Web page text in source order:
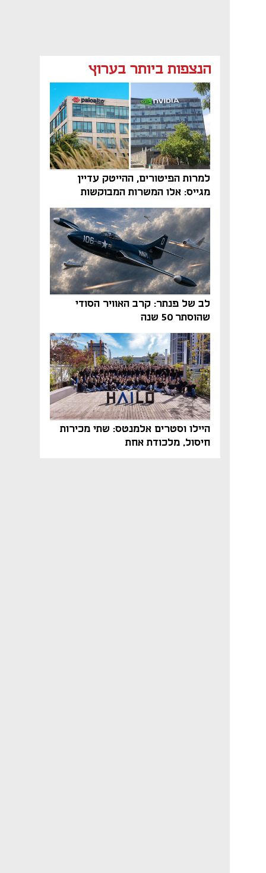
הנצפות ביותר בערוץ
למרות הפיטורים, ההייטק עדיין
מגייס: אלו המשרות המבוקשות
והטיפים שיביאו אתכם לשם
לב של פנתר: קרב האוויר הסודי
שהוסתר 50 שנה
היילו וסטרים אלמנטס: שתי מכירות
חיסול, מלכודת אחת